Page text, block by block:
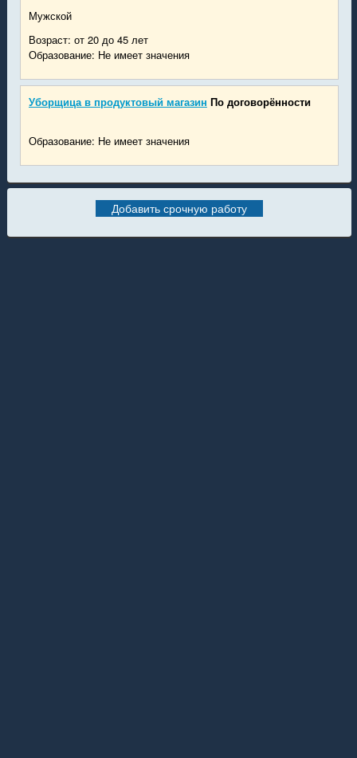
Мужской
Возраст: от 20 до 45 лет
Образование: Не имеет значения
Уборщица в продуктовый магазин По договорённости
Образование: Не имеет значения
Добавить срочную работу